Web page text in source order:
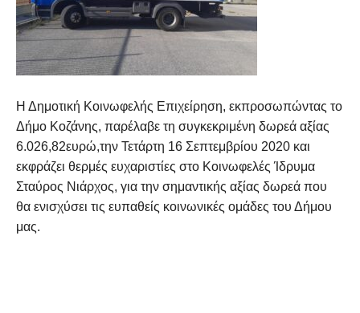
Η Δημοτική Κοινωφελής Επιχείρηση, εκπροσωπώντας το
Δήμο Κοζάνης, παρέλαβε τη συγκεκριμένη δωρεά αξίας
6.026,82ευρώ,την Τετάρτη 16 Σεπτεμβρίου 2020 και
εκφράζει θερμές ευχαριστίες στο Κοινωφελές Ίδρυμα
Σταύρος Νιάρχος, για την σημαντικής αξίας δωρεά που
θα ενισχύσει τις ευπαθείς κοινωνικές ομάδες του Δήμου
μας.